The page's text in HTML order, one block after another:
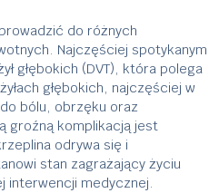
do różnych
Najczęściej spotykanym
głębokich (DVT), która polega
głębokich, najczęściej w
bólu, obrzęku oraz
groźną komplikacją jest
odrywa się i
stan zagrażający życiu
interwencji medycznej.